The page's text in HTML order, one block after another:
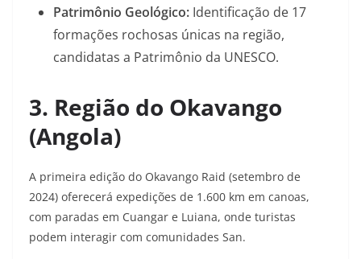
Patrimônio Geológico: Identificação de 17
formações rochosas únicas na região,
candidatas a Patrimônio da UNESCO.
3. Região do Okavango
(Angola)
A primeira edição do Okavango Raid (setembro de
2024) oferecerá expedições de 1.600 km em canoas,
com paradas em Cuangar e Luiana, onde turistas
podem interagir com comunidades San.